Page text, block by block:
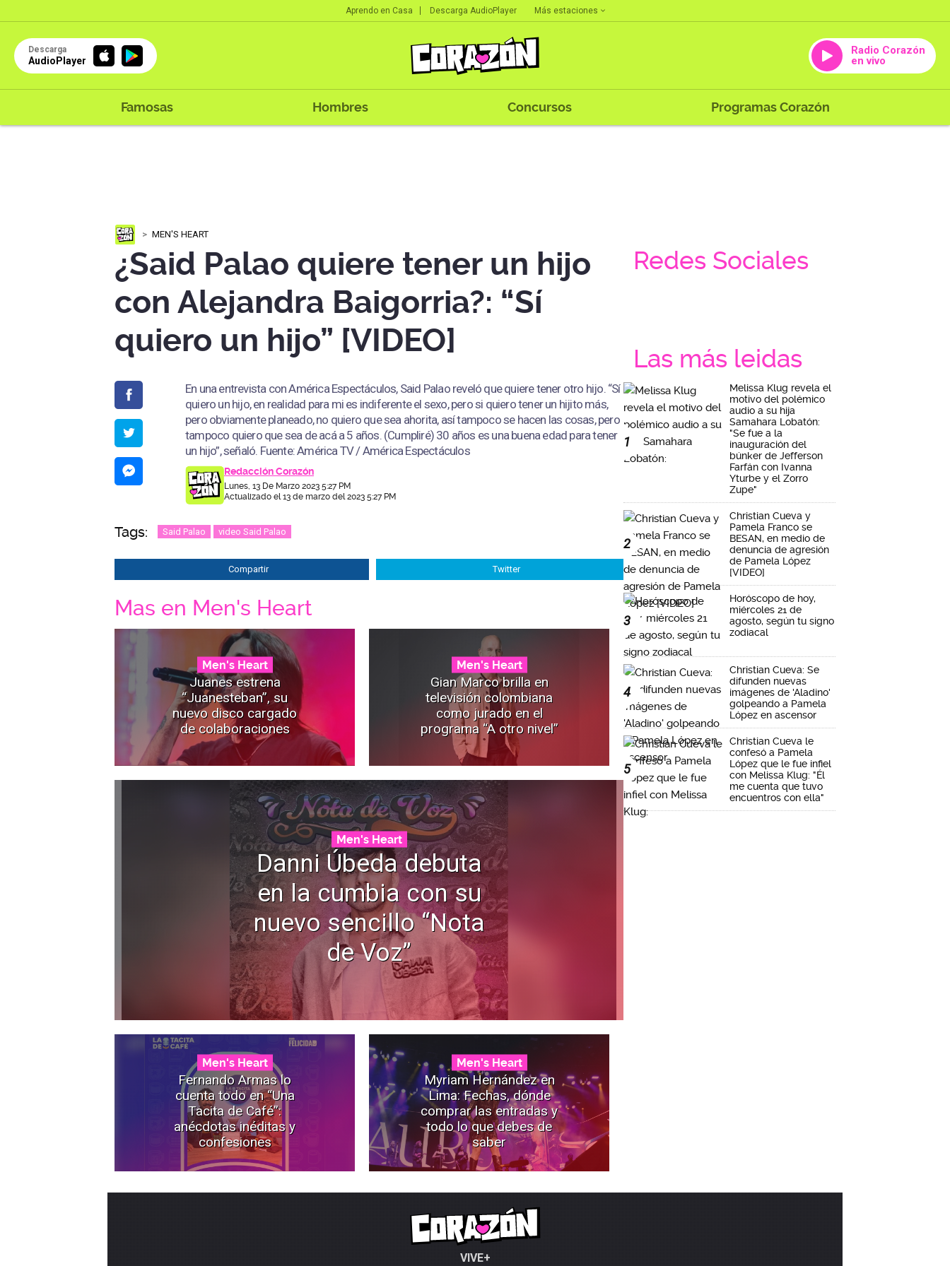
Aprendo en Casa Descarga AudioPlayer Más estaciones
Descarga
AudioPlayer
Radio Corazón
en vivo
Famosas Hombres Concursos Programas Corazón
MEN'S HEART
¿Said Palao quiere tener un hijo
con Alejandra Baigorria?: “Sí
quiero un hijo” [VIDEO]
En una entrevista con América Espectáculos, Said Palao reveló que quiere tener otro hijo. “Sí
quiero un hijo, en realidad para mi es indiferente el sexo, pero si quiero tener un hijito más,
pero obviamente planeado, no quiero que sea ahorita, así tampoco se hacen las cosas, pero
tampoco quiero que sea de acá a 5 años. (Cumpliré) 30 años es una buena edad para tener
un hijo”, señaló. Fuente: América TV / América Espectáculos
Redacción Corazón
Lunes, 13 De Marzo 2023 5:27 PM
Actualizado el 13 de marzo del 2023 5:27 PM
Tags: Said Palao video Said Palao
Compartir Twitter
Mas en Men's Heart
Men's Heart
Juanes estrena
“Juanesteban”, su
nuevo disco cargado
de colaboraciones
Men's Heart
Gian Marco brilla en
televisión colombiana
como jurado en el
programa “A otro nivel”
Men's Heart
Danni Úbeda debuta
en la cumbia con su
nuevo sencillo “Nota
de Voz”
Men's Heart
Fernando Armas lo
cuenta todo en “Una
Tacita de Café”:
anécdotas inéditas y
confesiones
Men's Heart
Myriam Hernández en
Lima: Fechas, dónde
comprar las entradas y
todo lo que debes de
saber
Redes Sociales
Las más leidas
1
Melissa Klug revela el
motivo del polémico
audio a su hija
Samahara Lobatón:
"Se fue a la
inauguración del
búnker de Jefferson
Farfán con Ivanna
Yturbe y el Zorro
Zupe"
2
Christian Cueva y
Pamela Franco se
BESAN, en medio de
denuncia de agresión
de Pamela López
[VIDEO]
3
Horóscopo de hoy,
miércoles 21 de
agosto, según tu signo
zodiacal
4
Christian Cueva: Se
difunden nuevas
imágenes de 'Aladino'
golpeando a Pamela
López en ascensor
5
Christian Cueva le
confesó a Pamela
López que le fue infiel
con Melissa Klug: "Él
me cuenta que tuvo
encuentros con ella"
VIVE+